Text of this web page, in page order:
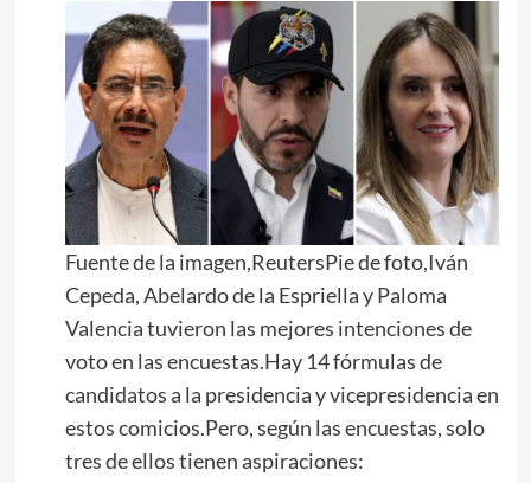
Fuente de la imagen,ReutersPie de foto,Iván
Cepeda, Abelardo de la Espriella y Paloma
Valencia tuvieron las mejores intenciones de
voto en las encuestas.Hay 14 fórmulas de
candidatos a la presidencia y vicepresidencia en
estos comicios.Pero, según las encuestas, solo
tres de ellos tienen aspiraciones: